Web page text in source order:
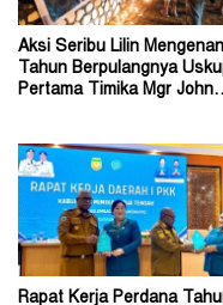
Aksi Seribu Lilin
Tahun Berpulangnya
Pertama Timika Mgr John
Rapat Kerja Perdana